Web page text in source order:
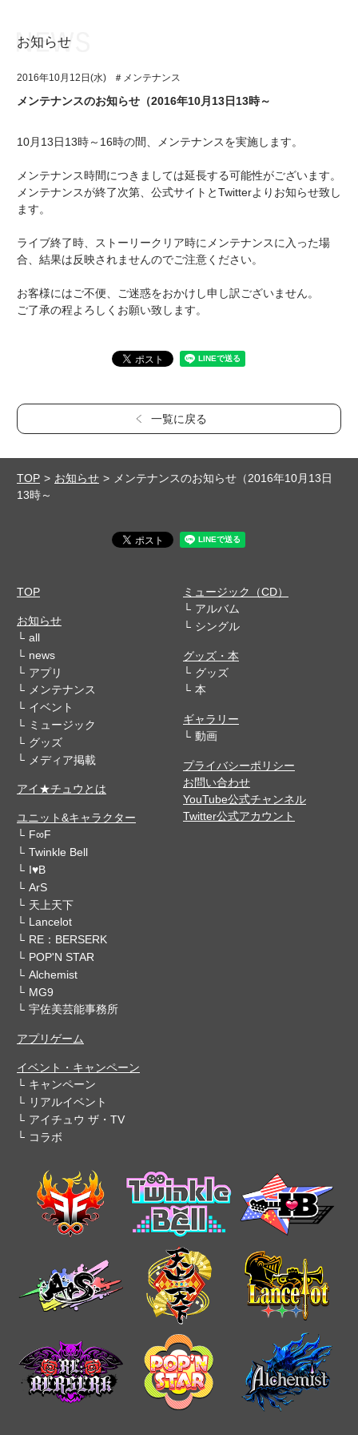
イベント・キャンペーン
ミュージック
グッズ・本
アプリゲーム
イベント・キャンペーン
ミュージック
ギャラリー
お知らせ
2016年10月12日(水) ＃メンテナンス
メンテナンスのお知らせ（2016年10月13日13時～
10月13日13時～16時の間、メンテナンスを実施します。
メンテナンス時間につきましては延長する可能性がございます。
メンテナンスが終了次第、公式サイトとTwitterよりお知らせ致し
ます。
ライブ終了時、ストーリークリア時にメンテナンスに入った場
合、結果は反映されませんのでご注意ください。
お客様にはご不便、ご迷惑をおかけし申し訳ございません。
ご了承の程よろしくお願い致します。
一覧に戻る
TOP お知らせ
メンテナンスのお知らせ（2016年10月13日
13時～
TOP
お知らせ
all
news
アプリ
メンテナンス
イベント
ミュージック
グッズ
メディア掲載
アイ★チュウとは
ユニット&キャラクター
F∞F
Twinkle Bell
I♥B
ArS
天上天下
Lancelot
RE：BERSERK
POP'N STAR
Alchemist
MG9
宇佐美芸能事務所
アプリゲーム
イベント・キャンペーン
キャンペーン
リアルイベント
アイチュウ ザ・TV
コラボ
ミュージック（CD）
アルバム
シングル
グッズ・本
グッズ
本
ギャラリー
動画
プライバシーポリシー
お問い合わせ
YouTube公式チャンネル
Twitter公式アカウント